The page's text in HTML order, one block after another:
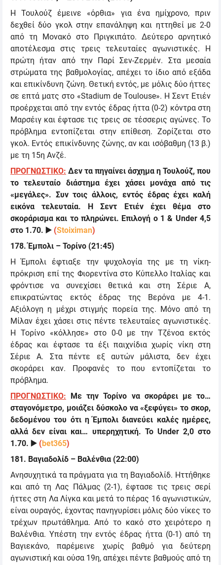
Η Τουλούζ έμεινε «όρθια» για ένα ημίχρονο, πριν
δεχθεί δύο γκολ στην επανάληψη και ηττηθεί με 2-0
από τη Μονακό στο Πριγκιπάτο. Δεύτερο αρνητικό
αποτέλεσμα στις τρεις τελευταίες αγωνιστικές. Η
πρώτη ήταν από την Παρί Σεν-Ζερμέν. Στα μεσαία
στρώματα της βαθμολογίας, απέχει το ίδιο από εξάδα
και επικίνδυνη ζώνη. Θετική εντός, με μόλις δύο ήττες
σε επτά ματς στο «Stadium de Toulouse». Η Σεντ Ετιέν
προέρχεται από την εντός έδρας ήττα (0-2) κόντρα στη
Μαρσέιγ και έφτασε τις τρεις σε τέσσερις αγώνες. Το
πρόβλημα εντοπίζεται στην επίθεση. Ζορίζεται στο
γκολ. Εντός επικίνδυνης ζώνης, αν και ισόβαθμη (13 β.)
με τη 15η Ανζέ.
ΠΡΟΓΝΩΣΤΙΚΟ: Δεν τα πηγαίνει άσχημα η Τουλούζ, που
το τελευταίο διάστημα έχει χάσει μονάχα από τις
«μεγάλες». Συν τοις άλλοις, εντός έδρας έχει καλή
εικόνα τελευταία. Η Σεντ Ετιέν έχει θέμα στο
σκοράρισμα και το πληρώνει. Επιλογή ο 1 & Under 4,5
στο 1.70. ▶️ (Stoiximan)
178.Έμπολι – Τορίνο (21:45)
Η Έμπολι έφτιαξε την ψυχολογία της με τη νίκη-
πρόκριση επί της Φιορεντίνα στο Κύπελλο Ιταλίας και
φρόντισε να συνεχίσει θετικά και στη Σέριε Α,
επικρατώντας εκτός έδρας της Βερόνα με 4-1.
Αξιόλογη η μέχρι στιγμής πορεία της. Μόνο από τη
Μίλαν έχει χάσει στις πέντε τελευταίες αγωνιστικές.
Η Τορίνο «κόλλησε» στο 0-0 με την Τζένοα εκτός
έδρας και έφτασε τα έξι παιχνίδια χωρίς νίκη στη
Σέριε Α. Στα πέντε εξ αυτών μάλιστα, δεν έχει
σκοράρει καν. Προφανές το που εντοπίζεται το
πρόβλημα.
ΠΡΟΓΝΩΣΤΙΚΟ: Με την Τορίνο να σκοράρει με το…
σταγονόμετρο, μοιάζει δύσκολο να «ξεφύγει» το σκορ,
δεδομένου του ότι η Έμπολι διανεύει καλές ημέρες,
αλλά δεν είναι και… υπερηχητική. ΤοUnder 2,0στο
1.70. ▶️ (bet365)
181. Βαγιαδολίδ – Βαλένθια (22:00)
Ανησυχητικά τα πράγματα για τη Βαγιαδολίδ. Ηττήθηκε
και από τη Λας Πάλμας (2-1), έφτασε τις τρεις σερί
ήττες στη Λα Λίγκα και μετά το πέρας 16 αγωνιστικών,
είναι ουραγός, έχοντας πανηγυρίσει μόλις δύο νίκες το
τρέχων πρωτάθλημα. Από το κακό στο χειρότερο η
Βαλένθια. Υπέστη την εντός έδρας ήττα (0-1) από τη
Βαγιεκάνο, παρέμεινε χωρίς βαθμό για δεύτερη
αγωνιστική και ούσα 19η, απέχει πέντε βαθμούς από τη